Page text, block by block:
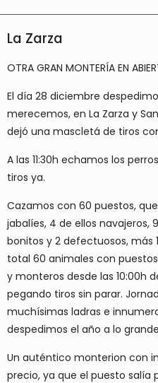
La Zarza
OTRA GRAN MONTERÍA EN
El día 28 diciembre
merecemos, en La Zarza y
dejó una mascletá de tiros
A las 11:30h echamos los
tiros ya.
Cazamos con 60 puestos,
jabalíes, 4 de ellos navajeros,
bonitos y 2 defectuosos, más
total 60 animales con
y monteros desde las 10:00h
pegando tiros sin parar.
muchísimas ladras e
despedimos el año a lo grande
Un auténtico monterion con
precio, ya que el puesto salía